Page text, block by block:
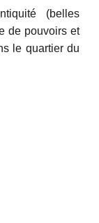
(belles
de pouvoirs et
le quartier du